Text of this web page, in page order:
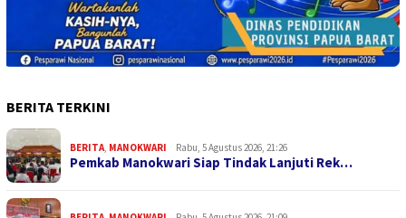
BERITA TERKINI
BERITA MANOKWARI Rabu, 5 Agustus 2026, 21:26
Pemkab Manokwari Siap Tindak Lanjuti Rek…